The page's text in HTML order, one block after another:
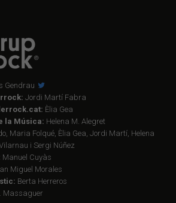
Gendrau
Jordi Martí Fabra
Èlia Gea
la Música: Helena M. Alegret
Maria Folqué, Èlia Gea, Jordi Martí, Helena
i Sergi Núñez
Manuel Cuyàs
Miguel Morales
Berta Herreros
Massaguer